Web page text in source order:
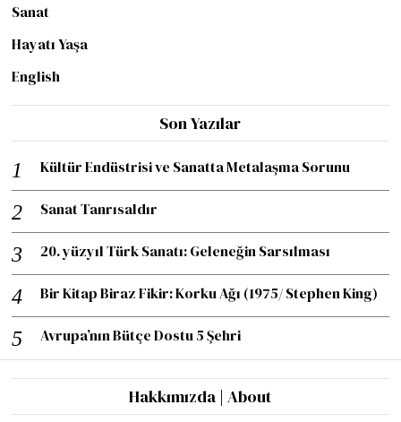
Sanat
Hayatı Yaşa
English
Son Yazılar
Kültür Endüstrisi ve Sanatta Metalaşma Sorunu
Sanat Tanrısaldır
20. yüzyıl Türk Sanatı: Geleneğin Sarsılması
Bir Kitap Biraz Fikir: Korku Ağı (1975/ Stephen King)
Avrupa’nın Bütçe Dostu 5 Şehri
Hakkımızda | About